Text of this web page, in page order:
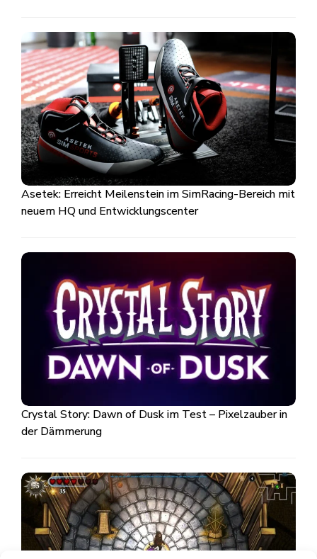
Asetek: Erreicht Meilenstein im SimRacing-Bereich mit
neuem HQ und Entwicklungscenter
Crystal Story: Dawn of Dusk im Test – Pixelzauber in
der Dämmerung